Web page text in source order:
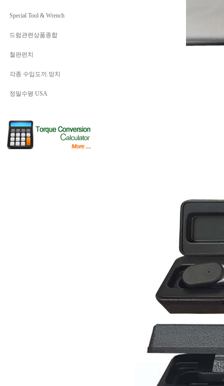
Special Tool & Wrench
드럼관련상품종합
철판펀치
각종 수입도끼.망치
정밀수평 USA